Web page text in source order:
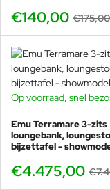
Over Emu:
Emu is wereldwijd
buitenmeubelen en
bestand zijn tegen
inMarsciano, Italiëen
Door
€140,00 €175,00
Op voorraad, snel
Emu Terramare 3-zits
loungebank,
bijzettafel -
€4.475,00